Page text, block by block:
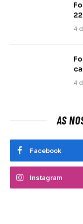
4
4
AS
Facebook
Instagram